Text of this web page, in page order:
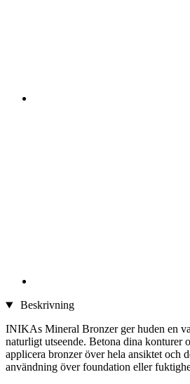
Beskrivning
INIKAs Mineral Bronzer ger huden en
naturligt utseende. Betona dina konturer
applicera bronzer över hela ansiktet och
användning över foundation eller